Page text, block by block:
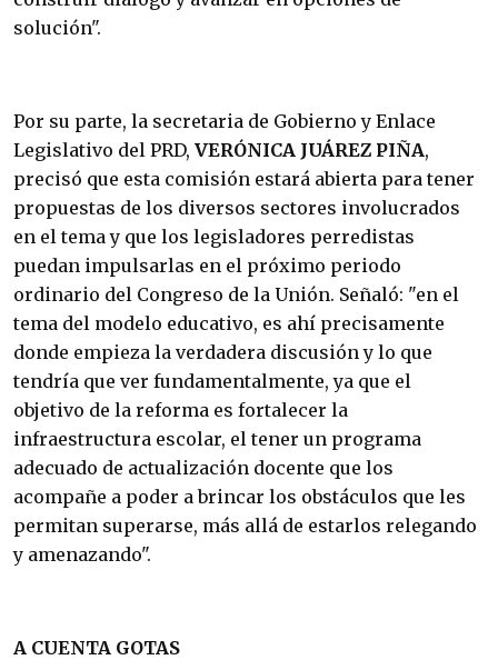
solución".
Por su parte, la secretaria de Gobierno y Enlace
Legislativo del PRD, VERÓNICA JUÁREZ PIÑA,
precisó que esta comisión estará abierta para tener
propuestas de los diversos sectores involucrados
en el tema y que los legisladores perredistas
puedan impulsarlas en el próximo periodo
ordinario del Congreso de la Unión. Señaló: "en el
tema del modelo educativo, es ahí precisamente
donde empieza la verdadera discusión y lo que
tendría que ver fundamentalmente, ya que el
objetivo de la reforma es fortalecer la
infraestructura escolar, el tener un programa
adecuado de actualización docente que los
acompañe a poder a brincar los obstáculos que les
permitan superarse, más allá de estarlos relegando
y amenazando".
A CUENTA GOTAS